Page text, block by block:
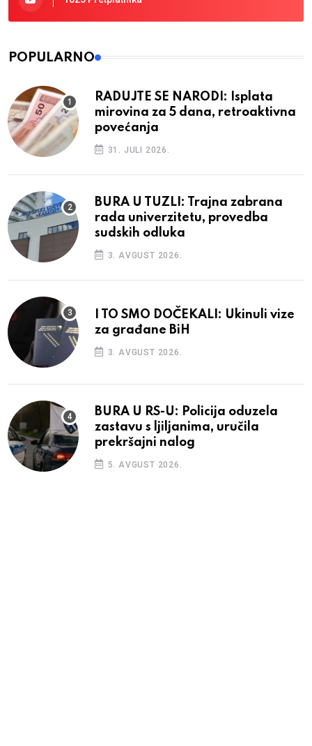
POPULARNO
RADUJTE SE NARODI: Isplata
mirovina za 5 dana, retroaktivna
povećanja
31. JULI 2026.
BURA U TUZLI: Trajna zabrana
rada univerzitetu, provedba
sudskih odluka
3. AVGUST 2026.
I TO SMO DOČEKALI: Ukinuli vize
za građane BiH
3. AVGUST 2026.
BURA U RS-U: Policija oduzela
zastavu s ljiljanima, uručila
prekršajni nalog
5. AVGUST 2026.